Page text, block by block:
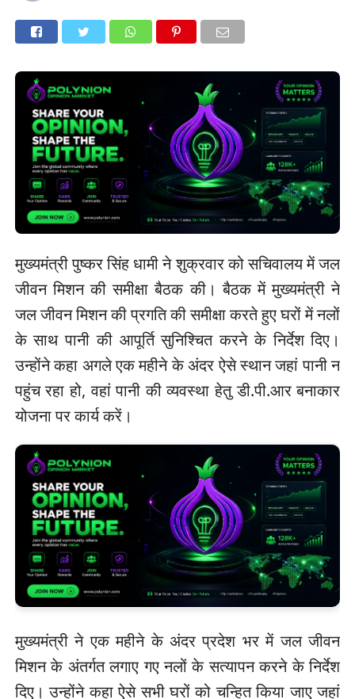
मुख्यमंत्री पुष्कर सिंह धामी ने शुक्रवार को सचिवालय में जल
जीवन मिशन की समीक्षा बैठक की। बैठक में मुख्यमंत्री ने
जल जीवन मिशन की प्रगति की समीक्षा करते हुए घरों में नलों
के साथ पानी की आपूर्ति सुनिश्चित करने के निर्देश दिए।
उन्होंने कहा अगले एक महीने के अंदर ऐसे स्थान जहां पानी न
पहुंच रहा हो, वहां पानी की व्यवस्था हेतु डी.पी.आर बनाकार
योजना पर कार्य करें।
मुख्यमंत्री ने एक महीने के अंदर प्रदेश भर में जल जीवन
मिशन के अंतर्गत लगाए गए नलों के सत्यापन करने के निर्देश
दिए। उन्होंने कहा ऐसे सभी घरों को चन्हित किया जाए जहां